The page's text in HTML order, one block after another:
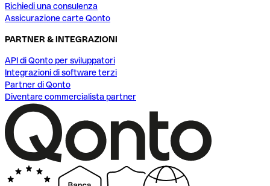
Richiedi una consulenza
Assicurazione carte Qonto
PARTNER & INTEGRAZIONI
API di Qonto per sviluppatori
Integrazioni di software terzi
Partner di Qonto
Diventare commercialista partner